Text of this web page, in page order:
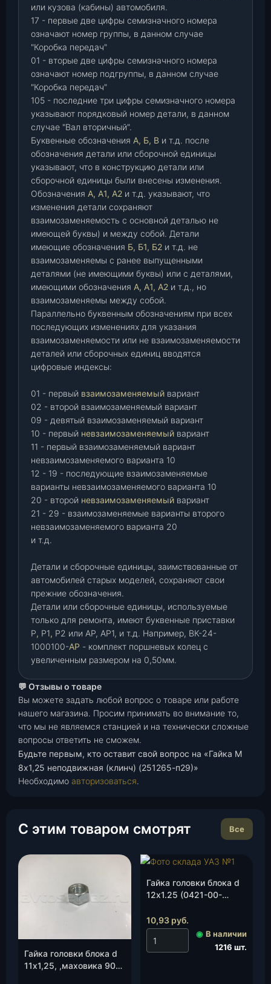
или кузова (кабины) автомобиля.
17 - первые две цифры семизначного номера
означают номер группы, в данном случае
"Коробка передач"
01 - вторые две цифры семизначного номера
означают номер подгруппы, в данном случае
"Коробка передач"
105 - последние три цифры семизначного номера
указывают порядковый номер детали, в данном
случае "Вал вторичный".
Буквенные обозначения А, Б, В и т.д. после
обозначения детали или сборочной единицы
указывают, что в конструкцию детали или
сборочной единицы были внесены изменения.
Обозначения А, А1, А2 и т.д. указывают, что
изменения детали сохраняют
взаимозаменяемость с основной деталью не
имеющей буквы) и между собой. Детали
имеющие обозначения Б, Б1, Б2 и т.д. не
взаимозаменяемы с ранее выпущенными
деталями (не имеющими буквы) или с деталями,
имеющими обозначения А, А1, А2 и т.д., но
взаимозаменяемы между собой.
Параллельно буквенным обозначениям при всех
последующих изменениях для указания
взаимозаменяемости или не взаимозаменяемости
деталей или сборочных единиц вводятся
цифровые индексы:
01 - первый взаимозаменяемый вариант
02 - второй взаимозаменяемый вариант
09 - девятый взаимозаменяемый вариант
10 - первый невзаимозаменяемый вариант
11 - первый взаимозаменяемый вариант
невзаимозаменяемого варианта 10
12 - 19 - последующие взаимозаменяемые
варианты невзаимозаменяемого варианта 10
20 - второй невзаимозаменяемый вариант
21 - 29 - взаимозаменяемые варианты второго
невзаимозаменяемого варианта 20
и т.д.
Детали и сборочные единицы, заимствованные от
автомобилей старых моделей, сохраняют свои
прежние обозначения.
Детали или сборочные единицы, используемые
только для ремонта, имеют буквенные приставки
Р, Р1, Р2 или АР, АР1, и т.д. Например, ВК-24-
1000100-АР - комплект поршневых колец с
увеличенным размером на 0,50мм.
💬 Отзывы о товаре
Вы можете задать любой вопрос о товаре или работе
нашего магазина. Просим принимать во внимание то,
что мы не являемся станцией и на технически сложные
вопросы ответить не сможем.
Будьте первым, кто оставит свой вопрос на «Гайка М
8х1,25 неподвижная (клинч) (251265-п29)»
Необходимо авторизоваться.
С этим товаром смотрят Все
Гайка головки блока d
11х1,25, ,маховика 90
Гайка головки блока d
12х1.25 (0421-00-
10,93 руб.
◉ В наличии
1216 шт.